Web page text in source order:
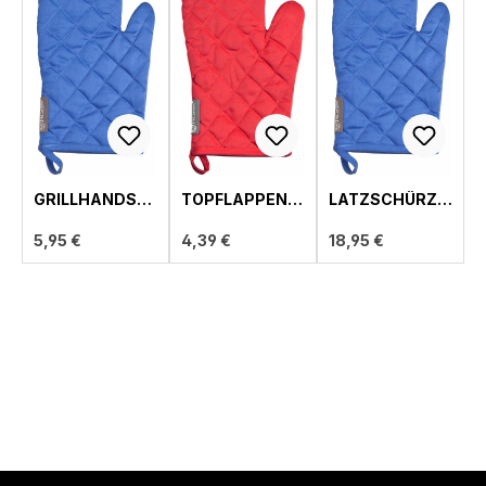
GRILLHANDSC
5,95 €
TOPFLAPPEN,
4,39 €
LATZSCHÜRZE,
18,95 €